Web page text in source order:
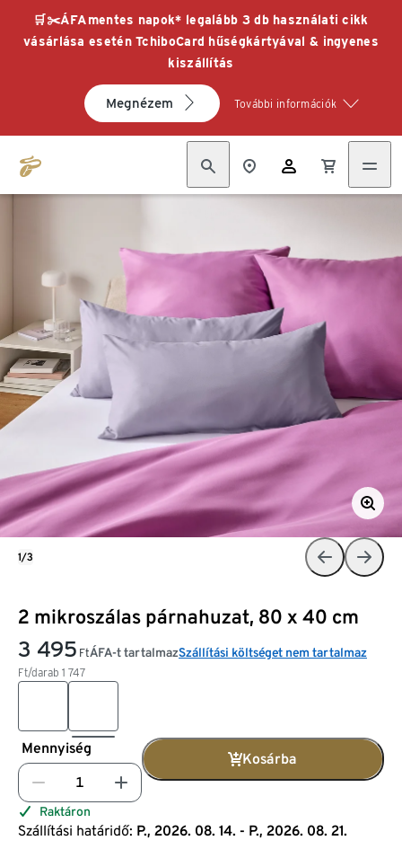
🛒✂️ÁFAmentes napok* legalább 3 db használati cikk
vásárlása esetén TchiboCard hűségkártyával & ingyenes
kiszállítás
Megnézem További információk
2 mikroszálas párnahuzat, 80 x 40 cm
3 495 Ft
Ft/darab 1 747
ÁFA-t tartalmazSzállítási költséget nem tartalmaz
Mennyiség
Kosárba
Raktáron
Szállítási határidő: P., 2026. 08. 14. - P., 2026. 08. 21.
1/3